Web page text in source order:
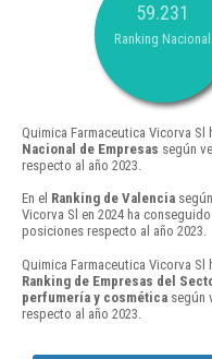
59.231
Ranking Nacional
Quimica Farmaceutica Vicorva
Nacional de Empresas según
respecto al año 2023.
En el Ranking de Valencia
Vicorva Sl en 2024 ha
posiciones respecto al año 2023.
Quimica Farmaceutica Vicorva Sl
Ranking de Empresas del
perfumería y cosmética según
respecto al año 2023.